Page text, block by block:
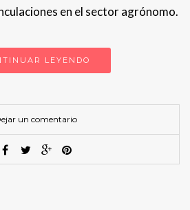
en el sector agrónomo.
LEYENDO
un comentario